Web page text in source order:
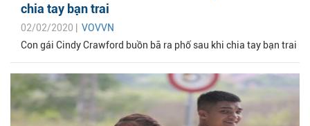
chia tay bạn trai
02/02/2020 | VOVVN
Con gái Cindy Crawford buồn bã ra phố sau khi chia tay bạn trai